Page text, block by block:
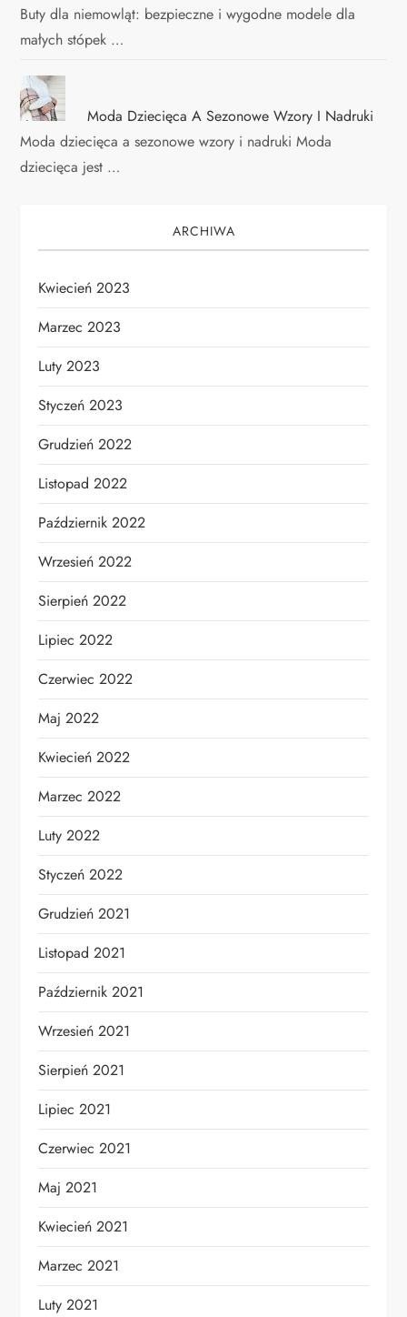
Buty dla niemowląt: bezpieczne i wygodne modele dla
małych stópek …
Moda Dziecięca A Sezonowe Wzory I Nadruki
Moda dziecięca a sezonowe wzory i nadruki Moda
dziecięca jest …
ARCHIWA
Kwiecień 2023
Marzec 2023
Luty 2023
Styczeń 2023
Grudzień 2022
Listopad 2022
Październik 2022
Wrzesień 2022
Sierpień 2022
Lipiec 2022
Czerwiec 2022
Maj 2022
Kwiecień 2022
Marzec 2022
Luty 2022
Styczeń 2022
Grudzień 2021
Listopad 2021
Październik 2021
Wrzesień 2021
Sierpień 2021
Lipiec 2021
Czerwiec 2021
Maj 2021
Kwiecień 2021
Marzec 2021
Luty 2021